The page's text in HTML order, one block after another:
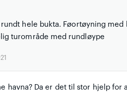
hele bukta. Føortøyning
turområde med rundløype
havna? Da er det til stor hjelp